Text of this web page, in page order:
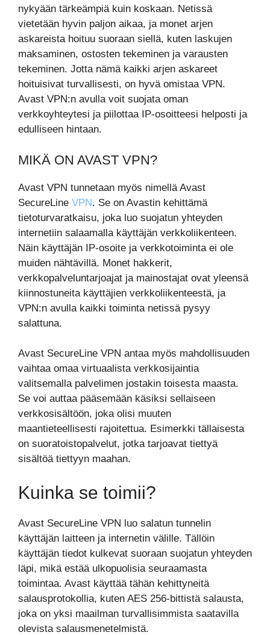
nykyään tärkeämpiä kuin koskaan. Netissä
vietetään hyvin paljon aikaa, ja monet arjen
askareista hoituu suoraan siellä, kuten laskujen
maksaminen, ostosten tekeminen ja varausten
tekeminen. Jotta nämä kaikki arjen askareet
hoituisivat turvallisesti, on hyvä omistaa VPN.
Avast VPN:n avulla voit suojata oman
verkkoyhteytesi ja piilottaa IP-osoitteesi helposti ja
edulliseen hintaan.
MIKÄ ON AVAST VPN?
Avast VPN tunnetaan myös nimellä Avast
SecureLine VPN. Se on Avastin kehittämä
tietoturvaratkaisu, joka luo suojatun yhteyden
internetiin salaamalla käyttäjän verkkoliikenteen.
Näin käyttäjän IP-osoite ja verkkotoiminta ei ole
muiden nähtävillä. Monet hakkerit,
verkkopalveluntarjoajat ja mainostajat ovat yleensä
kiinnostuneita käyttäjien verkkoliikenteestä, ja
VPN:n avulla kaikki toiminta netissä pysyy
salattuna.
Avast SecureLine VPN antaa myös mahdollisuuden
vaihtaa omaa virtuaalista verkkosijaintia
valitsemalla palvelimen jostakin toisesta maasta.
Se voi auttaa pääsemään käsiksi sellaiseen
verkkosisältöön, joka olisi muuten
maantieteellisesti rajoitettua. Esimerkki tällaisesta
on suoratoistopalvelut, jotka tarjoavat tiettyä
sisältöä tiettyyn maahan.
Kuinka se toimii?
Avast SecureLine VPN luo salatun tunnelin
käyttäjän laitteen ja internetin välille. Tällöin
käyttäjän tiedot kulkevat suoraan suojatun yhteyden
läpi, mikä estää ulkopuolisia seuraamasta
toimintaa. Avast käyttää tähän kehittyneitä
salausprotokollia, kuten AES 256-bittistä salausta,
joka on yksi maailman turvallisimmista saatavilla
olevista salausmenetelmistä.